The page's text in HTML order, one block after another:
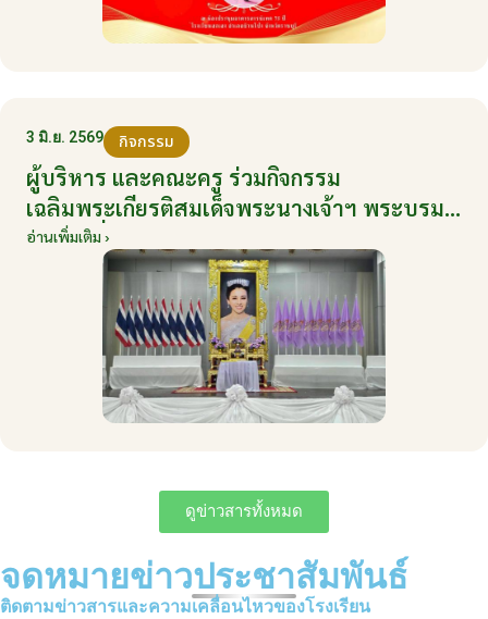
3 มิ.ย. 2569 กิจกรรม
ผู้บริหาร และคณะครู ร่วมกิจกรรม
เฉลิมพระเกียรติสมเด็จพระนางเจ้าฯ พระบรม
ราชินี เนื่องในโอกาสวันเฉลิมพระชนมพรรษา
กับหน่วยงานอำเภอเมืองบ้านโป่ง ณ ศาลา
ประชาคมริมน้ำ วันที่ 3 มิถุนายน 2569
อ่านเพิ่มเติม ›
ดูข่าวสารทั้งหมด
จดหมายข่าวประชาสัมพันธ์
ติดตามข่าวสารและความเคลื่อนไหวของโรงเรียน